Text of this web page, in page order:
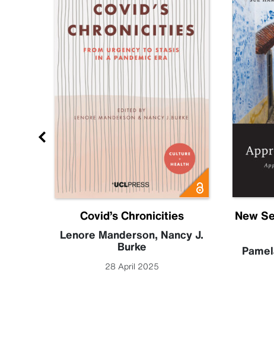
Covid’s Chronicities
Lenore Manderson, Nancy J.
Burke
28 April 2025
New